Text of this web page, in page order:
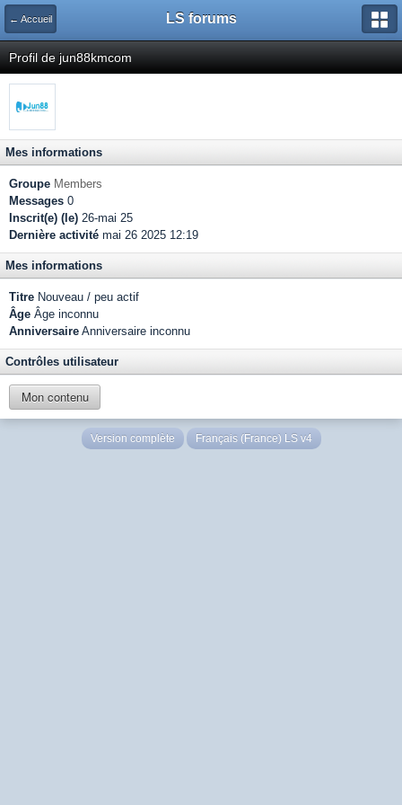
← Accueil LS forums
Profil de jun88kmcom
Mes informations
Groupe Members
Messages 0
Inscrit(e) (le) 26-mai 25
Dernière activité mai 26 2025 12:19
Mes informations
Titre Nouveau / peu actif
Âge Âge inconnu
Anniversaire Anniversaire inconnu
Contrôles utilisateur
Mon contenu
Version complète Français (France) LS v4